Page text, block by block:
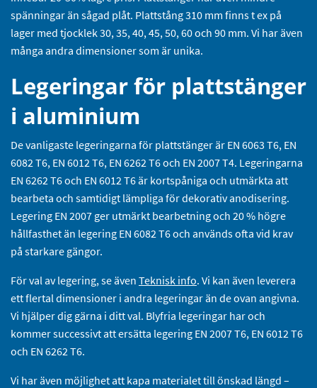
spänningar än sågad plåt. Plattstång 310 mm finns t ex på
lager med tjocklek 30, 35, 40, 45, 50, 60 och 90 mm. Vi har även
många andra dimensioner som är unika.
Legeringar för plattstänger
i aluminium
De vanligaste legeringarna för plattstänger är EN 6063 T6, EN
6082 T6, EN 6012 T6, EN 6262 T6 och EN 2007 T4. Legeringarna
EN 6262 T6 och EN 6012 T6 är kortspåniga och utmärkta att
bearbeta och samtidigt lämpliga för dekorativ anodisering.
Legering EN 2007 ger utmärkt bearbetning och 20 % högre
hållfasthet än legering EN 6082 T6 och används ofta vid krav
på starkare gängor.
För val av legering, se även Teknisk info. Vi kan även leverera
ett flertal dimensioner i andra legeringar än de ovan angivna.
Vi hjälper dig gärna i ditt val. Blyfria legeringar har och
kommer successivt att ersätta legering EN 2007 T6, EN 6012 T6
och EN 6262 T6.
Vi har även möjlighet att kapa materialet till önskad längd –